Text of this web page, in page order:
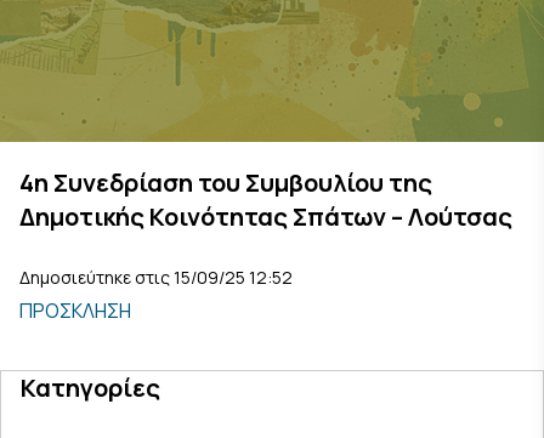
4η Συνεδρίαση του Συμβουλίου της
Δημοτικής Κοινότητας Σπάτων – Λούτσας
Δημοσιεύτηκε στις 15/09/25 12:52
ΠΡΟΣΚΛΗΣΗ
Κατηγορίες